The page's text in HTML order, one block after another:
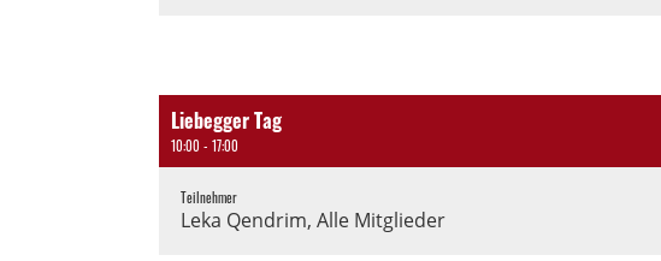
Liebegger Tag
10:00 - 17:00
Teilnehmer
Leka Qendrim, Alle Mitglieder